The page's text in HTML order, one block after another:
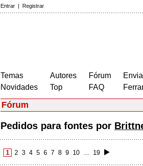
Entrar | Registrar
Temas
Novidades
Autores
Top
Fórum
FAQ
Fórum
Pedidos para fontes por
1 2 3 4 5 6 7 8 9 10 ... 19